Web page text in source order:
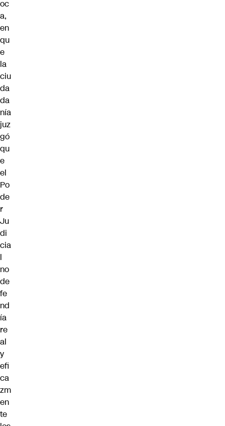
oc
a,
en
qu
e
la
ciu
da
da
nía
juz
gó
qu
e
el
Po
de
r
Ju
di
cia
l
no
de
fe
nd
ía
re
al
y
efi
ca
zm
en
te